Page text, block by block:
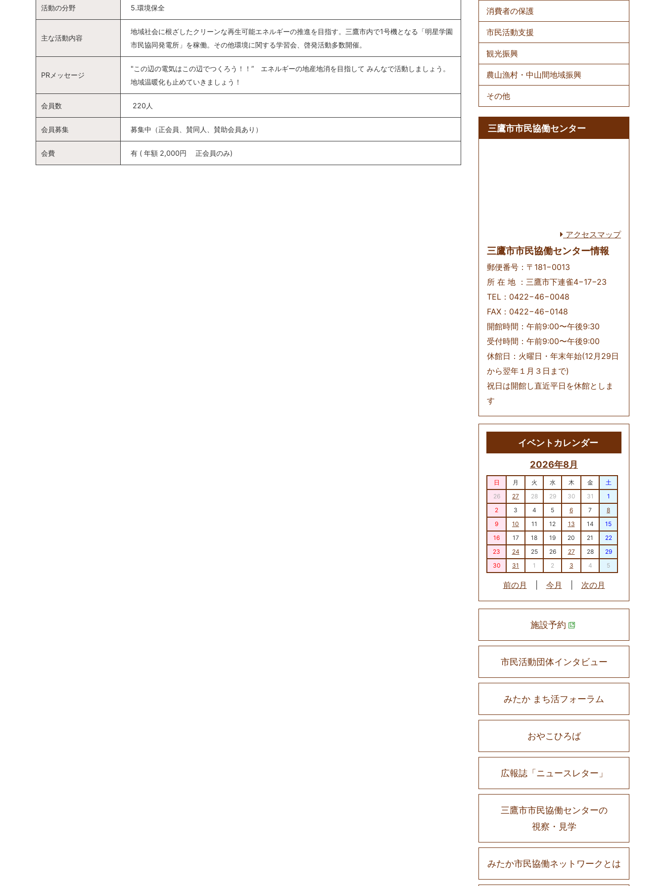
活動の分野 5.環境保全
主な活動内容
地域社会に根ざしたクリーンな再生可能エネルギーの推進を目指す。三鷹市内で1号機となる「明星学園
市民協同発電所」を稼働。その他環境に関する学習会、啓発活動多数開催。
PRメッセージ
"この辺の電気はこの辺でつくろう！！” エネルギーの地産地消を目指して みんなで活動しましょう。
地域温暖化も止めていきましょう！
会員数 220人
会員募集 募集中（正会員、賛同人、賛助会員あり）
会費 有 ( 年額 2,000円 正会員のみ)
消費者の保護
市民活動支援
観光振興
農山漁村・中山間地域振興
その他
三鷹市市民協働センター
アクセスマップ
三鷹市市民協働センター情報
郵便番号：〒181−0013
所 在 地 ：三鷹市下連雀4−17−23
TEL：0422−46−0048
FAX：0422−46−0148
開館時間：午前9:00〜午後9:30
受付時間：午前9:00〜午後9:00
休館日：火曜日・年末年始(12月29日
から翌年１月３日まで)
祝日は開館し直近平日を休館としま
す
イベントカレンダー
2026年8月
日 月 火 水 木 金
土
26
27 28 29 30 31
1
2
3 4 5 6 7
8
9
10 11 12 13 14
15
16
17 18 19 20 21
22
23
24 25 26 27 28
29
30
31 1 2 3 4 5
前の月 今月 次の月
施設予約
市民活動団体インタビュー
みたか まち活フォーラム
おやこひろば
広報誌「ニュースレター」
三鷹市市民協働センターの
視察・見学
みたか市民協働ネットワークとは